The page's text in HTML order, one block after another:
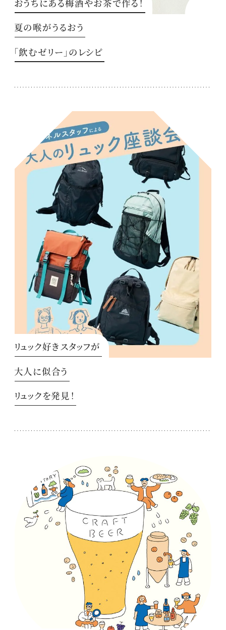
おうちにある梅酒やお茶で作る！
夏の喉がうるおう
「飲むゼリー」のレシピ
リュック好きスタッフが
大人に似合う
リュックを発見！